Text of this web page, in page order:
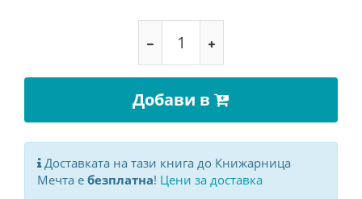
Добави в
Доставката на тази книга до Книжарница
Мечта е безплатна! Цени за доставка